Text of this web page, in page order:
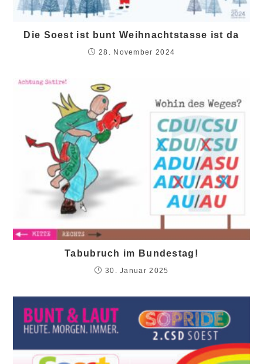
Die Soest ist bunt Weihnachtstasse ist da
28. November 2024
Tabubruch im Bundestag!
30. Januar 2025